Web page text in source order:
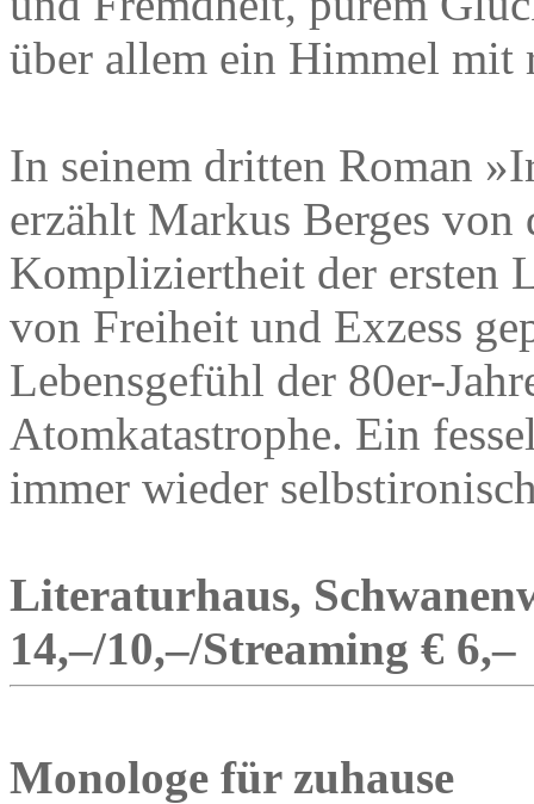
über allem ein Himmel mit
In seinem dritten Roman
erzählt Markus Berges
Kompliziertheit der ersten
von Freiheit und Exzess
Lebensgefühl der 80er-
Atomkatastrophe. Ein
immer wieder
Literaturhaus,
14,–/10,–/Streaming € 6,–
Monologe für zuhause